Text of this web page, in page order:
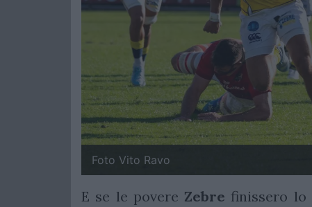
Foto Vito Ravo
E se le povere Zebre finissero lo